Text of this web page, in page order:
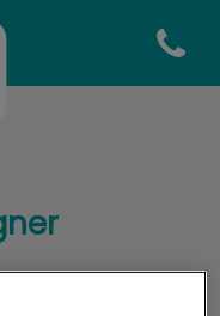
Tierarztpraxis
Open